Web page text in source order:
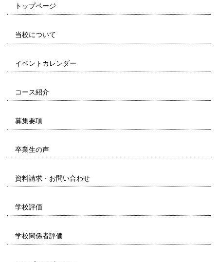
トップページ
当校について
イベントカレンダー
コース紹介
募集要項
卒業生の声
資料請求・お問い合わせ
学校評価
学校関係者評価